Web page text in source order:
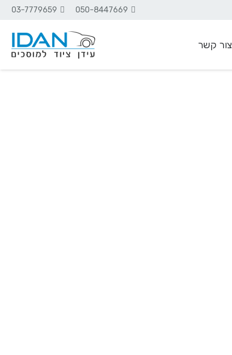
050-8447669
03-7779659
צור קשר